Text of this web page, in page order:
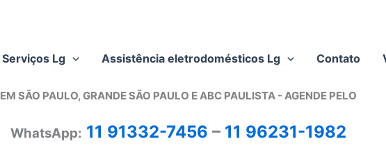
Serviços Lg Assistência eletrodomésticos Lg Contato
EM SÃO PAULO, GRANDE SÃO PAULO E ABC PAULISTA - AGENDE PELO
WhatsApp: 11 91332-7456 – 11 96231-1982